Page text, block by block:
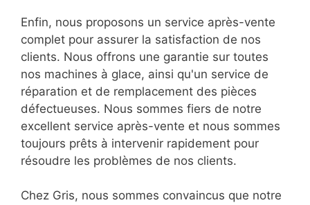
Enfin, nous proposons un service après-vente
complet pour assurer la satisfaction de nos
clients. Nous offrons une garantie sur toutes
nos machines à glace, ainsi qu'un service de
réparation et de remplacement des pièces
défectueuses. Nous sommes fiers de notre
excellent service après-vente et nous sommes
toujours prêts à intervenir rapidement pour
résoudre les problèmes de nos clients.
Chez Gris, nous sommes convaincus que notre